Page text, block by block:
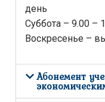
день
Суббота – 9.00 –
Воскресенье –
Абонемент